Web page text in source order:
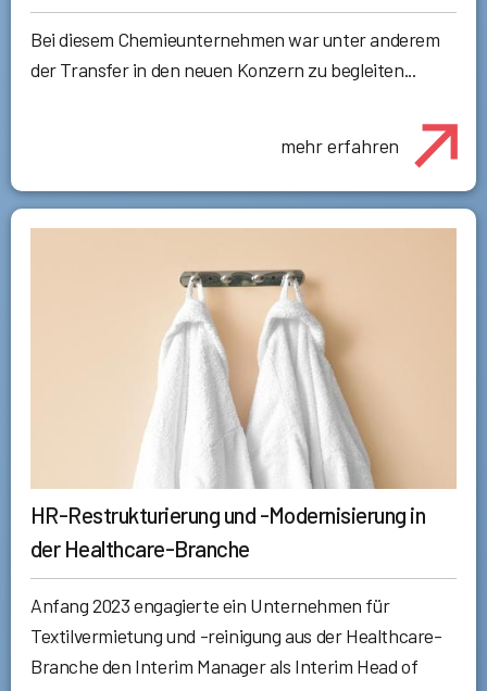
Bei diesem Chemieunternehmen war unter anderem
der Transfer in den neuen Konzern zu begleiten...
mehr erfahren
HR-Restrukturierung und -Modernisierung in
der Healthcare-Branche
Anfang 2023 engagierte ein Unternehmen für
Textilvermietung und -reinigung aus der Healthcare-
Branche den Interim Manager als Interim Head of